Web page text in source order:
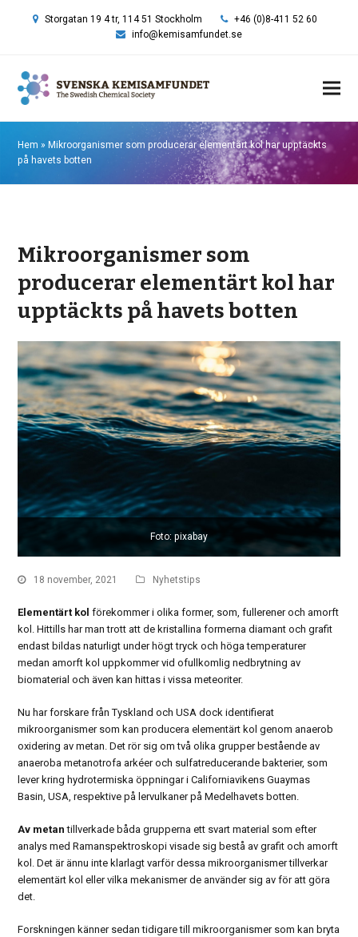
Storgatan 19 4 tr, 114 51 Stockholm
+46 (0)8-411 52 60
info@kemisamfundet.se
Hem » Mikroorganismer som producerar elementärt kol har upptäckts
på havets botten
Mikroorganismer som
producerar elementärt kol har
upptäckts på havets botten
Foto: pixabay
18 november, 2021 Nyhetstips
Elementärt kol förekommer i olika former, som, fullerener och amorft
kol. Hittills har man trott att de kristallina formerna diamant och grafit
endast bildas naturligt under högt tryck och höga temperaturer
medan amorft kol uppkommer vid ofullkomlig nedbrytning av
biomaterial och även kan hittas i vissa meteoriter.
Nu har forskare från Tyskland och USA dock identifierat
mikroorganismer som kan producera elementärt kol genom anaerob
oxidering av metan. Det rör sig om två olika grupper bestående av
anaeroba metanotrofa arkéer och sulfatreducerande bakterier, som
lever kring hydrotermiska öppningar i Californiavikens Guaymas
Basin, USA, respektive på lervulkaner på Medelhavets botten.
Av metan tillverkade båda grupperna ett svart material som efter
analys med Ramanspektroskopi visade sig bestå av grafit och amorft
kol. Det är ännu inte klarlagt varför dessa mikroorganismer tillverkar
elementärt kol eller vilka mekanismer de använder sig av för att göra
det.
Forskningen känner sedan tidigare till mikroorganismer som kan bryta